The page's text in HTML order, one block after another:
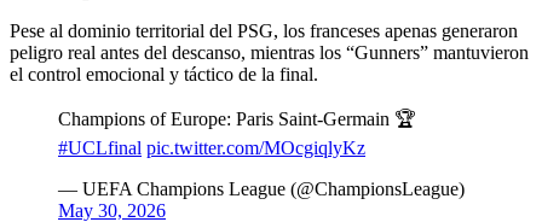
Pese al dominio territorial del PSG, los franceses apenas generaron
peligro real antes del descanso, mientras los “Gunners” mantuvieron
el control emocional y táctico de la final.
Champions of Europe: Paris Saint-Germain 🏆
#UCLfinal pic.twitter.com/MOcgiqlyKz
— UEFA Champions League (@ChampionsLeague)
May 30, 2026